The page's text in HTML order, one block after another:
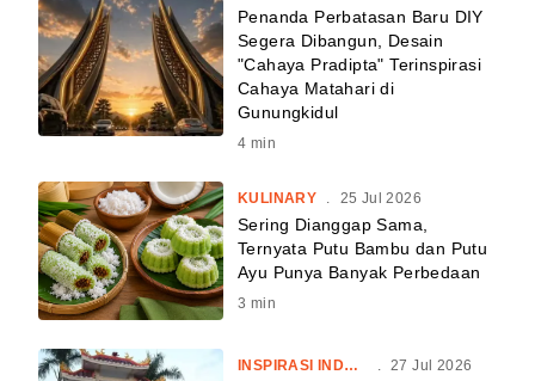
Penanda Perbatasan Baru DIY
Segera Dibangun, Desain
"Cahaya Pradipta" Terinspirasi
Cahaya Matahari di
Gunungkidul
4 min
KULINARY 25 Jul 2026
Sering Dianggap Sama,
Ternyata Putu Bambu dan Putu
Ayu Punya Banyak Perbedaan
3 min
INSPIRASI INDONESIA . 27 Jul 2026